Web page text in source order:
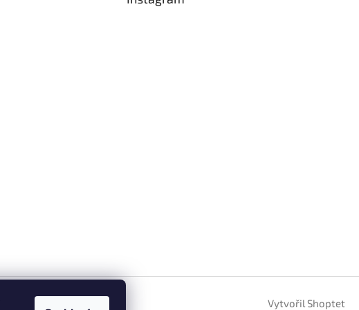
Vytvořil Shoptet